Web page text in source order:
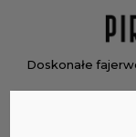
Doskonałe